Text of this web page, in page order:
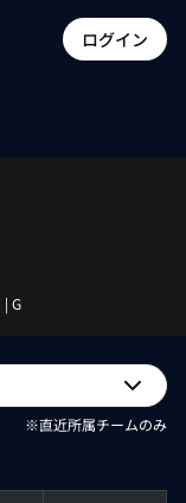
ログイン
| G
※直近所属チームのみ